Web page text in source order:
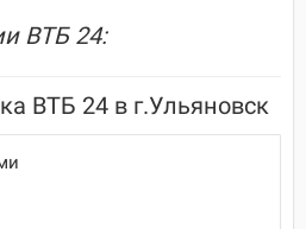
ВТБ 24:
ВТБ 24 в г.Ульяновск